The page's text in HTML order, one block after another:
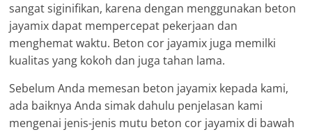
sangat siginifikan, karena dengan menggunakan beton
jayamix dapat mempercepat pekerjaan dan
menghemat waktu. Beton cor jayamix juga memilki
kualitas yang kokoh dan juga tahan lama.
Sebelum Anda memesan beton jayamix kepada kami,
ada baiknya Anda simak dahulu penjelasan kami
mengenai jenis-jenis mutu beton cor jayamix di bawah